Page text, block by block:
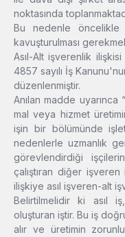
noktasında
Bu nedenle öncelikle
kavuşturulması
Asıl-Alt işverenlik
4857 sayılı İş
düzenlenmiştir.
Anılan madde
mal veya hizmet
işin bir bölümünde
nedenlerle uzmanlık
görevlendirdiği
çalıştıran diğer
ilişkiye asıl işveren-alt
Belirtilmelidir ki asıl
oluşturan iştir. Bu iş
alır ve üretimin